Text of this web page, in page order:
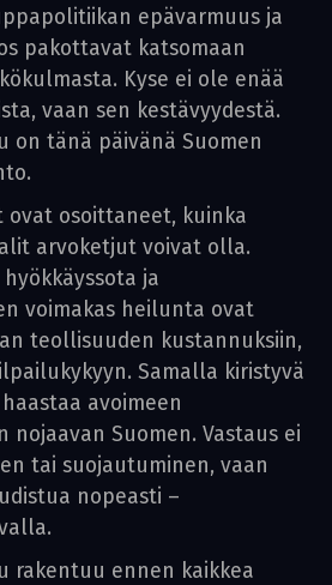
epävarmuus ja
pakottavat katsomaan
Kyse ei ole enää
vaan sen kestävyydestä.
on tänä päivänä Suomen
ovat osoittaneet, kuinka
arvoketjut voivat olla.
ja
voimakas heilunta ovat
teollisuuden kustannuksiin,
Samalla kiristyvä
avoimeen
nojaavan Suomen. Vastaus ei
tai suojautuminen, vaan
nopeasti –
rakentuu ennen kaikkea